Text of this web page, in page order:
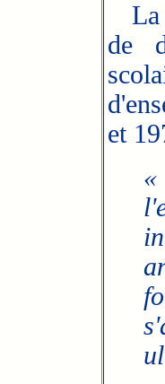
La
de
et